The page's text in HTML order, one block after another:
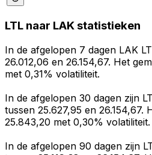
LTL naar LAK statistieken
In de afgelopen 7 dagen LAK
26.012,06 en 26.154,67. Het
met 0,31% volatiliteit.
In de afgelopen 30 dagen zijn
tussen 25.627,95 en 26.154,67.
25.843,20 met 0,30% volatiliteit.
In de afgelopen 90 dagen zijn